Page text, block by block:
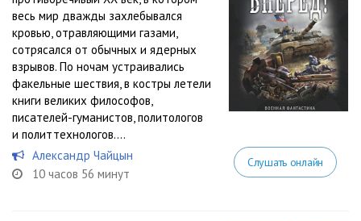
весь мир дважды захлебывался
кровью, отравляющими газами,
сотрясался от обычных и ядерных
взрывов. По ночам устраивались
факельные шествия, в костры летели
книги великих философов,
писателей-гуманистов, политологов
и политтехнологов....
Александр Чайцын
10 часов 56 минут
Слушать онлайн